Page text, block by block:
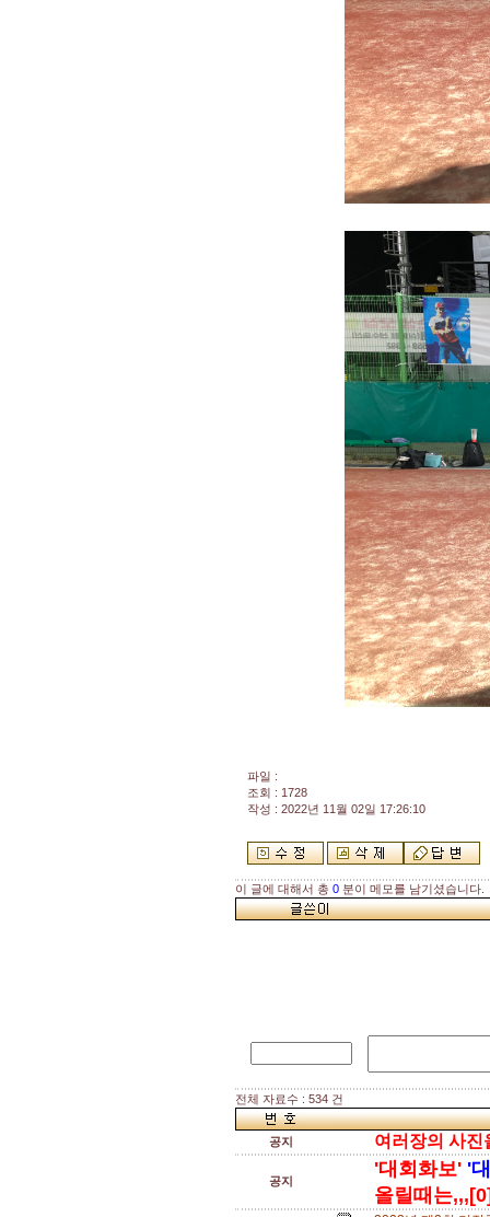
파일 :
조회 : 1728
작성 : 2022년 11월 02일 17:26:10
이 글에 대해서 총 0 분이 메모를 남기셨습니다.
전체 자료수 : 534 건
공지 여러장의 사진
공지
'대회화보' '
올릴때는